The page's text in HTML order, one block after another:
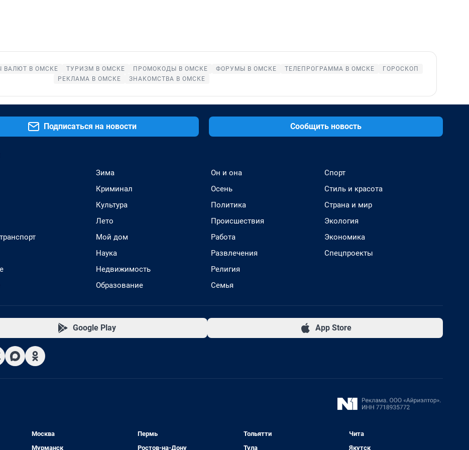
ВАЛЮТ В ОМСКЕ ТУРИЗМ В ОМСКЕ ПРОМОКОДЫ В ОМСКЕ ФОРУМЫ В ОМСКЕ ТЕЛЕПРОГРАММА В ОМСКЕ
ГОРОСКОП
РЕКЛАМА В ОМСКЕ
ЗНАКОМСТВА В ОМСКЕ
Подписаться на новости Сообщить новость
Зима
Криминал
Культура
Лето
Мой дом
Наука
Недвижимость
Образование
Он и она
Осень
Политика
Происшествия
Работа
Развлечения
Религия
Семья
Спорт
Стиль и красота
Страна и мир
Экология
Экономика
Спецпроекты
Google Play App Store
Москва
Мурманск
Пермь
Ростов-на-Дону
Тольятти
Тула
Чита
Якутск